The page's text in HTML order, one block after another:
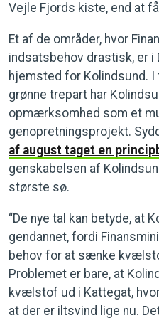
Vejle Fjords kiste, end at
Et af de områder, hvor
indsatsbehov drastisk, er
hjemsted for Kolindsund.
grønne trepart har
opmærksomhed som et
genopretningsprojekt.
af august taget en
genskabelsen af
største sø.
“De nye tal kan betyde, at
gendannet, fordi
behov for at sænke
Problemet er bare, at
kvælstof ud i Kattegat,
at der er iltsvind lige nu.